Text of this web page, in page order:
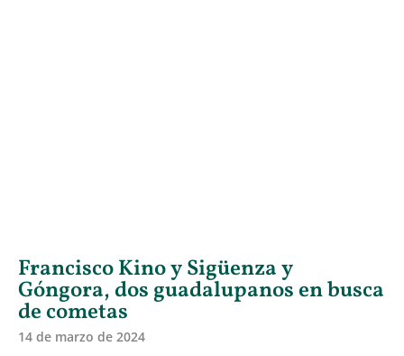
Francisco Kino y Sigüenza y
Góngora, dos guadalupanos en busca
de cometas
14 de marzo de 2024